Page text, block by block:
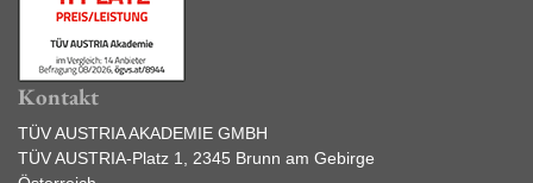
Kontakt
TÜV AUSTRIA AKADEMIE GMBH
TÜV AUSTRIA-Platz 1, 2345 Brunn am Gebirge